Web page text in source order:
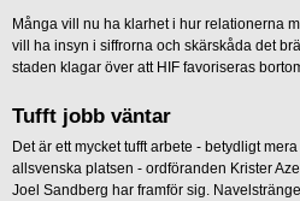
Många vill nu ha klarhet i hur relationerna
vill ha insyn i siffrorna och skärskåda det
staden klagar över att HIF favoriseras
Tufft jobb väntar
Det är ett mycket tufft arbete - betydligt
allsvenska platsen - ordföranden Krister
Joel Sandberg har framför sig.